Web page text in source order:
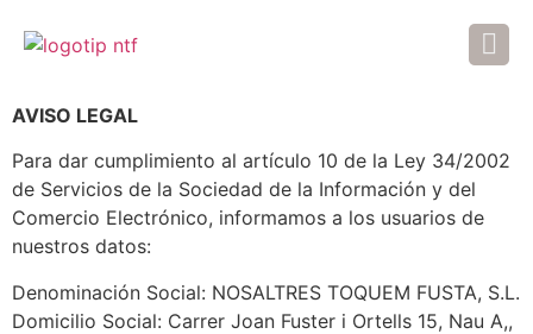
AVISO LEGAL
Para dar cumplimiento al artículo 10 de la Ley 34/2002
de Servicios de la Sociedad de la Información y del
Comercio Electrónico, informamos a los usuarios de
nuestros datos:
Denominación Social: NOSALTRES TOQUEM FUSTA, S.L.
Domicilio Social: Carrer Joan Fuster i Ortells 15, Nau A,,